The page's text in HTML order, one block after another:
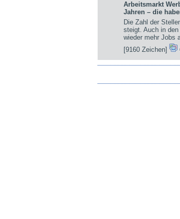
Arbeitsmarkt
Jahren – die
Die Zahl der
steigt. Auch in
wieder mehr Jobs
[9160 Zeichen]